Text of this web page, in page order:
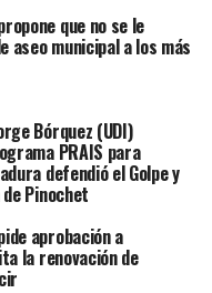
que no se le
aseo municipal a los más
Bórquez (UDI)
PRAIS para
defendió el Golpe y
Pinochet
aprobación a
la renovación de